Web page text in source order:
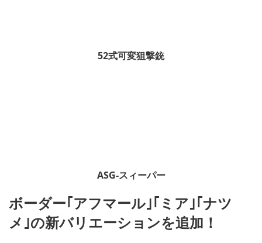
52式可変狙撃銃
ASG-スィーパー
ボーダー｢アフマール｣｢ミア｣｢ナツ
メ｣の新バリエーションを追加！